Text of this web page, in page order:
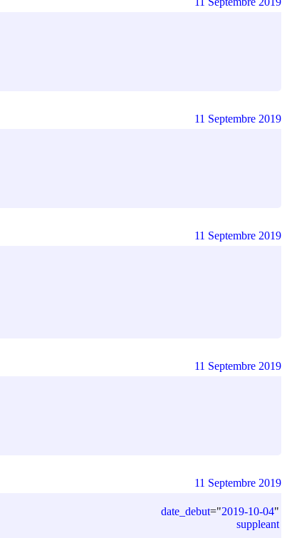
11 Septembre 2019
11 Septembre 2019
11 Septembre 2019
date_debut="2019-10-04"
suppleant
11 Septembre 2019